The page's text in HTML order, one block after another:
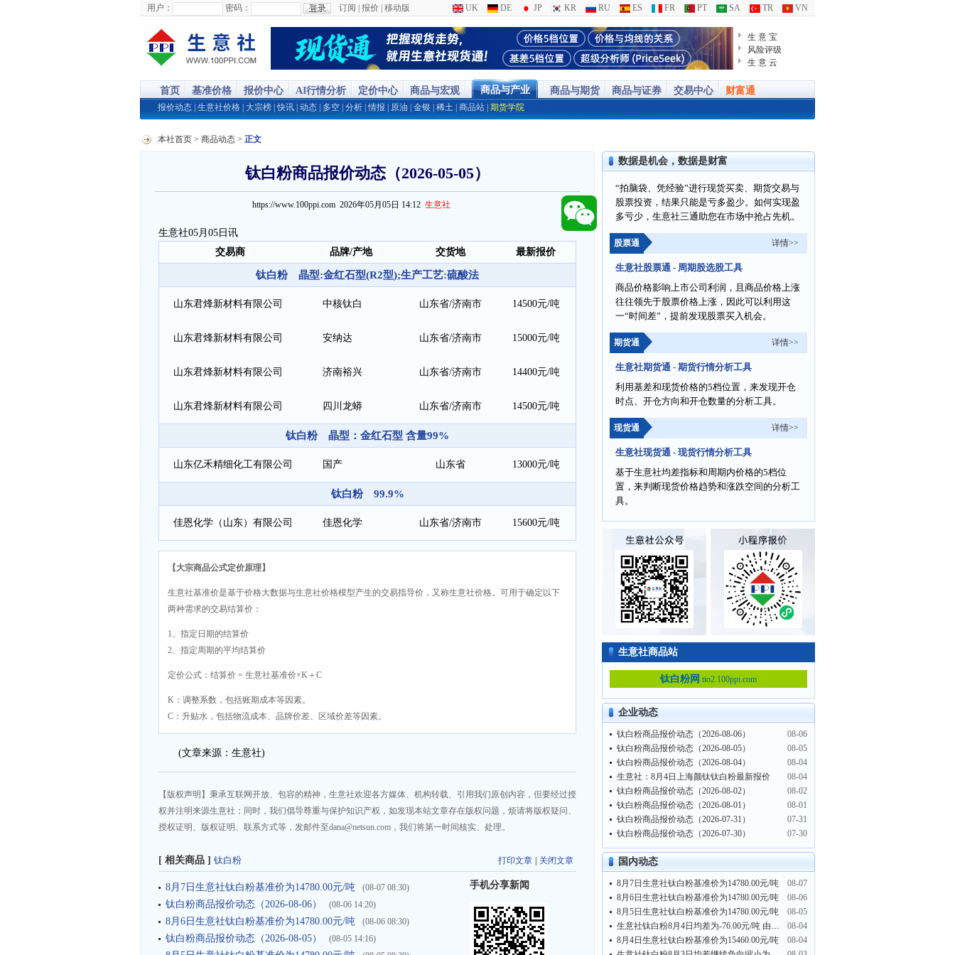
用户： 密码： 订阅 报价 移动版 UK DE JP KR RU ES FR PT SA TR VN
生 意 宝
风险评级
生 意 云
首页 基准价格 报价中心 AI行情分析 定价中心 商品与宏观 商品与产业 商品与期货 商品与证券 交易中心 财富通
报价动态 生意社价格 大宗榜 |快讯 动态 多空 分析 |情报 原油 金银 稀土 商品站 期货学院
本社首页 > 商品动态 > 正文
钛白粉商品报价动态（2026-05-05）
https://www.100ppi.com 2026年05月05日 14:12 生意社
生意社05月05日讯
交易商
品牌/产地 交货地 最新报价
钛白粉 晶型:金红石型(R2型);生产工艺:硫酸法
山东君烽新材料有限公司 中核钛白 山东省/济南市 14500元/吨
山东君烽新材料有限公司 安纳达 山东省/济南市 15000元/吨
山东君烽新材料有限公司 济南裕兴 山东省/济南市 14400元/吨
山东君烽新材料有限公司 四川龙蟒 山东省/济南市 14500元/吨
钛白粉 晶型：金红石型 含量99%
山东亿禾精细化工有限公司 国产 山东省 13000元/吨
钛白粉 99.9%
佳恩化学（山东）有限公司 佳恩化学 山东省/济南市 15600元/吨
【大宗商品公式定价原理】
生意社基准价是基于价格大数据与生意社价格模型产生的交易指导价，又称生意社价格。可用于确定以下
两种需求的交易结算价：
1、指定日期的结算价
2、指定周期的平均结算价
定价公式：结算价 = 生意社基准价×K＋C
K：调整系数，包括账期成本等因素。
C：升贴水，包括物流成本、品牌价差、区域价差等因素。
(文章来源：生意社)
【版权声明】秉承互联网开放、包容的精神，生意社欢迎各方媒体、机构转载、引用我们原创内容，但要经过授
权并注明来源生意社；同时，我们倡导尊重与保护知识产权，如发现本站文章存在版权问题，烦请将版权疑问、
授权证明、版权证明、联系方式等，发邮件至dana@netsun.com，我们将第一时间核实、处理。
打印文章 关闭文章
[ 相关商品 ] 钛白粉
8月7日生意社钛白粉基准价为14780.00元/吨 (08-07 08:30)
钛白粉商品报价动态（2026-08-06） (08-06 14:20)
8月6日生意社钛白粉基准价为14780.00元/吨 (08-06 08:30)
钛白粉商品报价动态（2026-08-05） (08-05 14:16)
手机分享新闻
数据是机会，数据是财富
“拍脑袋、凭经验”进行现货买卖、期货交易与
股票投资，结果只能是亏多盈少。如何实现盈
多亏少，生意社三通助您在市场中抢占先机。
股票通 详情>>
生意社股票通 - 周期股选股工具
商品价格影响上市公司利润，且商品价格上涨
往往领先于股票价格上涨，因此可以利用这
一“时间差”，提前发现股票买入机会。
期货通 详情>>
生意社期货通 - 期货行情分析工具
利用基差和现货价格的5档位置，来发现开仓
时点、开仓方向和开仓数量的分析工具。
现货通 详情>>
生意社现货通 - 现货行情分析工具
基于生意社均差指标和周期内价格的5档位
置，来判断现货价格趋势和涨跌空间的分析工
具。
生意社商品站
钛白粉网 tio2.100ppi.com
企业动态
钛白粉商品报价动态（2026-08-06）
08-06
钛白粉商品报价动态（2026-08-05）
08-05
钛白粉商品报价动态（2026-08-04）
08-04
生意社：8月4日上海颜钛钛白粉最新报价
08-04
钛白粉商品报价动态（2026-08-02）
08-02
钛白粉商品报价动态（2026-08-01）
08-01
钛白粉商品报价动态（2026-07-31）
07-31
钛白粉商品报价动态（2026-07-30）
07-30
国内动态
8月7日生意社钛白粉基准价为14780.00元/吨
08-07
8月6日生意社钛白粉基准价为14780.00元/吨
08-06
8月5日生意社钛白粉基准价为14780.00元/吨
08-05
生意社钛白粉8月4日均差为-76.00元/吨 由负向缩小重新扩大
08-04
8月4日生意社钛白粉基准价为15460.00元/吨
08-04